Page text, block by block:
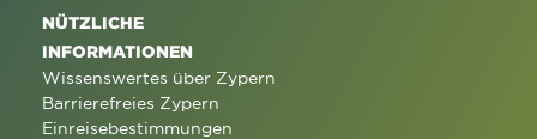
NÜTZLICHE
INFORMATIONEN
Wissenswertes über Zypern
Barrierefreies Zypern
Einreisebestimmungen